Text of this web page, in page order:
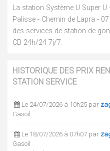
La station Système U Super U
Palisse - Chemin de Lapra -
des services de station de
CB 24h/24 7j/7.
HISTORIQUE DES PRIX
STATION SERVICE
Le 24/07/2026 à 10h25 par
Gasoil
Le 18/07/2026 à 07h07 par
Gasoil